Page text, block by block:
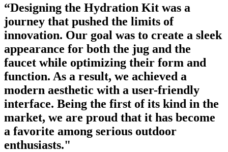
“Designing the Hydration Kit was a
journey that pushed the limits of
innovation. Our goal was to create a sleek
appearance for both the jug and the
faucet while optimizing their form and
function. As a result, we achieved a
modern aesthetic with a user-friendly
interface. Being the first of its kind in the
market, we are proud that it has become
a favorite among serious outdoor
enthusiasts."